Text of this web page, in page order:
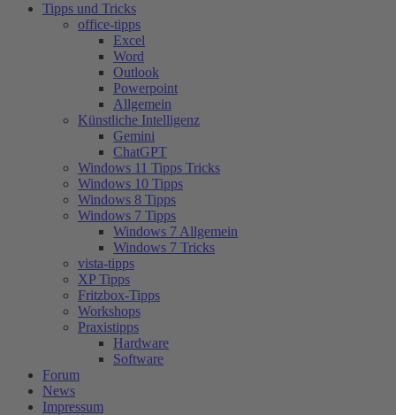
Tipps und Tricks
office-tipps
Excel
Word
Outlook
Powerpoint
Allgemein
Künstliche Intelligenz
Gemini
ChatGPT
Windows 11 Tipps Tricks
Windows 10 Tipps
Windows 8 Tipps
Windows 7 Tipps
Windows 7 Allgemein
Windows 7 Tricks
vista-tipps
XP Tipps
Fritzbox-Tipps
Workshops
Praxistipps
Hardware
Software
Forum
News
Impressum